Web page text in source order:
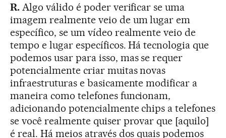
R.Algo válido é poder verificar se uma
imagem realmente veio de um lugar em
específico, se um vídeo realmente veio de
tempo e lugar específicos. Há tecnologia que
podemos usar para isso, mas se requer
potencialmente criar muitas novas
infraestruturas e basicamente modificar a
maneira como telefones funcionam,
adicionando potencialmente chips a telefones
se você realmente quiser provar que [aquilo]
é real. Há meios através dos quais podemos